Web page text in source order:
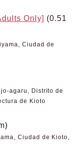
Only] (0.51
Ciudad de
agaru, Distrito de
de Kioto
Ciudad de Kioto,